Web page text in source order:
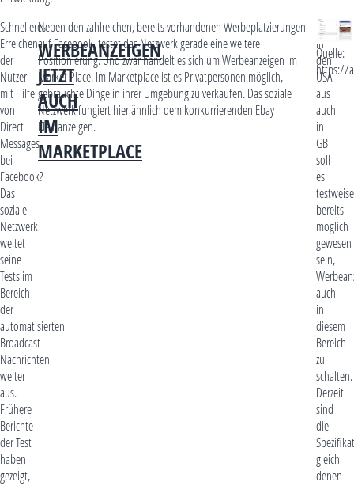
Schnelleres
Erreichen
der
Nutzer
mit Hilfe
von
Direct
Messages
bei
Facebook?
Das
soziale
Netzwerk
weitet
seine
Tests im
Bereich
der
automatisierten
Broadcast
Nachrichten
weiter
aus.
Frühere
Berichte
der Test
haben
gezeigt,
WERBEANZEIGEN
JETZT
AUCH
IM
MARKETPLACE
Neben den zahlreichen, bereits vorhandenen Werbeplatzierungen
auf Facebook, testet das Netzwerk gerade eine weitere
Positionierung. Und zwar handelt es sich um Werbeanzeigen im
Market Place. Im Marketplace ist es Privatpersonen möglich,
gebrauchte Dinge in ihrer Umgebung zu verkaufen. Das soziale
Netzwerk fungiert hier ähnlich dem konkurrierenden Ebay
Kleinanzeigen.
Sowohl
in
den
USA
aus
auch
in
GB
soll
es
testweise
bereits
möglich
gewesen
sein,
auch
in
diesem
Bereich
zu
schalten.
Derzeit
sind
die
gleich
denen
Quelle:
https://